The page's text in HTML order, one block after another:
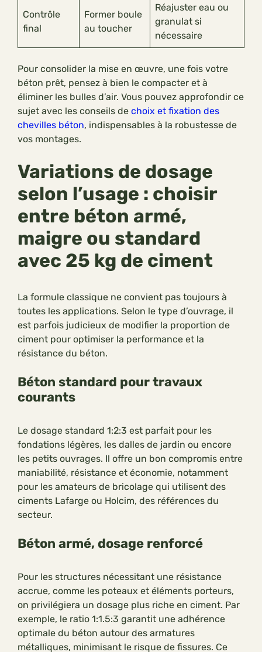
Contrôle
final
Former boule
au toucher
Réajuster eau ou
granulat si
nécessaire
Pour consolider la mise en œuvre, une fois votre
béton prêt, pensez à bien le compacter et à
éliminer les bulles d’air. Vous pouvez approfondir ce
sujet avec les conseils de choix et fixation des
chevilles béton, indispensables à la robustesse de
vos montages.
Variations de dosage
selon l’usage : choisir
entre béton armé,
maigre ou standard
avec 25 kg de ciment
La formule classique ne convient pas toujours à
toutes les applications. Selon le type d’ouvrage, il
est parfois judicieux de modifier la proportion de
ciment pour optimiser la performance et la
résistance du béton.
Béton standard pour travaux
courants
Le dosage standard 1:2:3 est parfait pour les
fondations légères, les dalles de jardin ou encore
les petits ouvrages. Il offre un bon compromis entre
maniabilité, résistance et économie, notamment
pour les amateurs de bricolage qui utilisent des
ciments Lafarge ou Holcim, des références du
secteur.
Béton armé, dosage renforcé
Pour les structures nécessitant une résistance
accrue, comme les poteaux et éléments porteurs,
on privilégiera un dosage plus riche en ciment. Par
exemple, le ratio 1:1.5:3 garantit une adhérence
optimale du béton autour des armatures
métalliques, minimisant le risque de fissures. Ce